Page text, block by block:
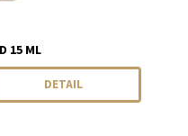
15 ML
DETAIL